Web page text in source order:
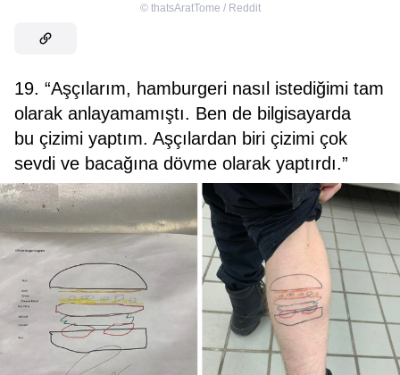
© thatsAratTome / Reddit
19. “Aşçılarım, hamburgeri nasıl istediğimi tam
olarak anlayamamıştı. Ben de bilgisayarda
bu çizimi yaptım. Aşçılardan biri çizimi çok
sevdi ve bacağına dövme olarak yaptırdı.”